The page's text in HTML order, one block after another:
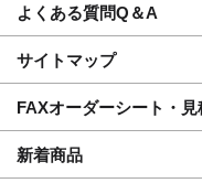
よくある質問Q＆A
サイトマップ
FAXオーダーシート・
新着商品